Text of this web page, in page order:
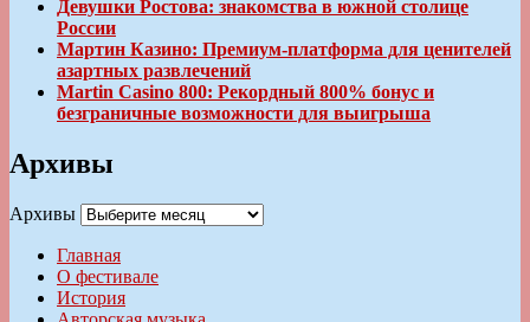
Девушки Ростова: знакомства в южной столице
России
Мартин Казино: Премиум-платформа для ценителей
азартных развлечений
Martin Casino 800: Рекордный 800% бонус и
безграничные возможности для выигрыша
Архивы
Архивы
Главная
О фестивале
История